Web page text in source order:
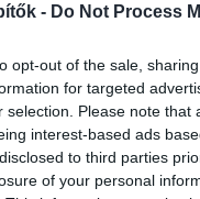
- Do Not Process
opt-out of the sale,
for targeted
selection. Please note
interest-based ads
to third parties
of your personal